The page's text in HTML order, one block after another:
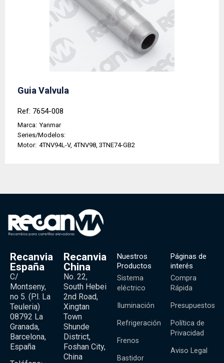
Guia Valvula
Ref: 7654-008
Marca: Yanmar
Series/Modelos:
Motor: 4TNV94L-V, 4TNV98, 3TNE74-GB2
Recanvia
España
C/
Montseny,
no 5. (P.l. La
Teuleria)
08792 La
Granada,
Barcelona,
España
Recanvia
China
No. 22,
South Hebei
2nd Road,
Xingtan
Town
Shunde
District,
Foshan City,
China
Nuestros
Productos
Sistema
eléctrico
Iluminación
Refrigeración
Frenos
Bastidor
Páginas de
interés
Compra
Rápida
Presupuestos
Política de
Privacidad
Aviso Legal